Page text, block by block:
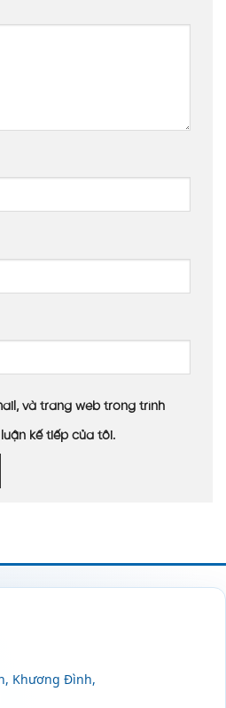
và trang web trong trình
kế tiếp của tôi.
Khương Đình,